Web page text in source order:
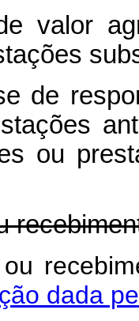
valor
de
ou
dada